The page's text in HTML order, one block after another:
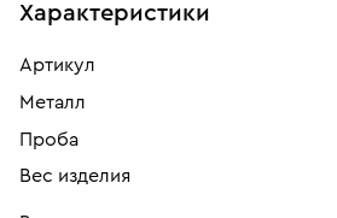
Характеристики
Артикул
Металл
Проба
Вес изделия